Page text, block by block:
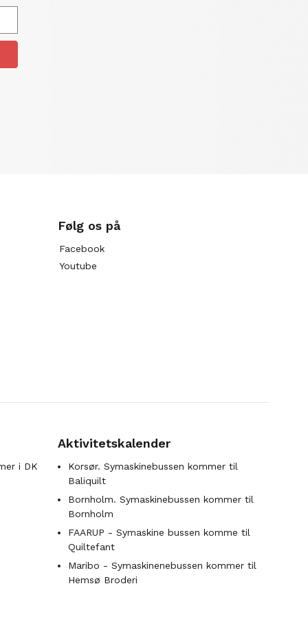
Følg os på
Facebook
Youtube
i DK
Aktivitetskalender
Korsør. Symaskinebussen kommer til
Baliquilt
Bornholm. Symaskinebussen kommer til
Bornholm
FAARUP - Symaskine bussen komme til
Quiltefant
Maribo - Symaskinenebussen kommer til
Hemsø Broderi